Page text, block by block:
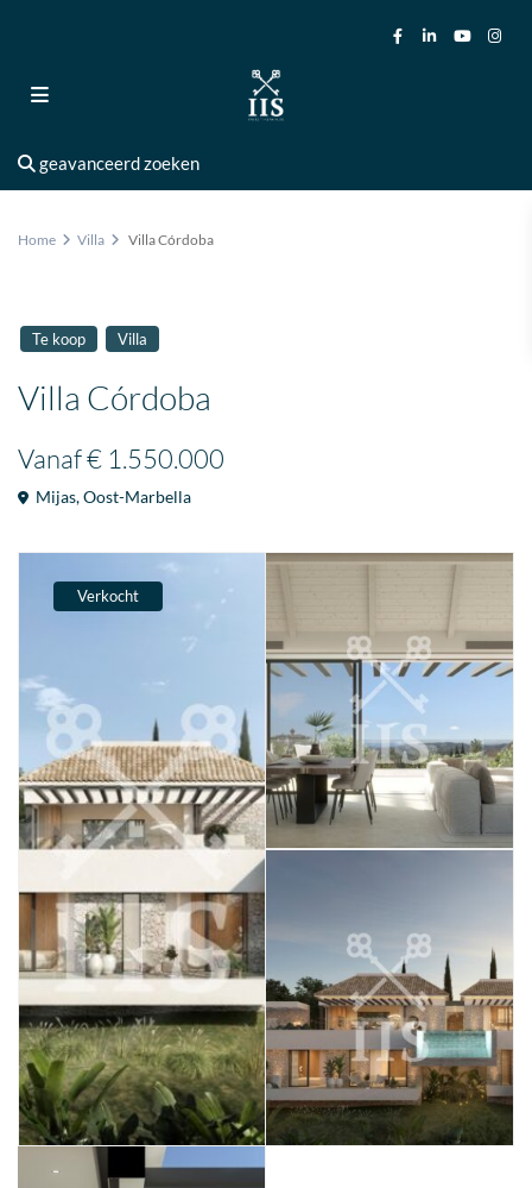
geavanceerd zoeken
Home Villa Villa Córdoba
Te koop Villa
Villa Córdoba
Vanaf€ 1.550.000
Mijas,Oost-Marbella
Verkocht